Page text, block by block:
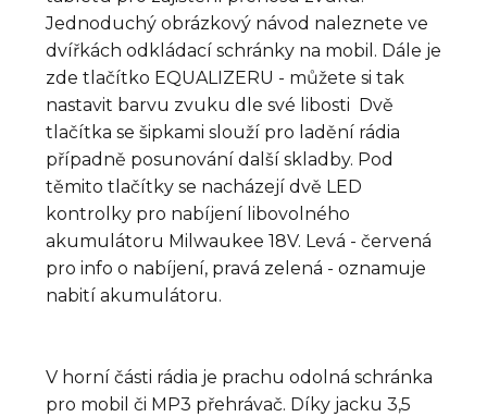
Jednoduchý obrázkový návod naleznete ve
dvířkách odkládací schránky na mobil. Dále je
zde tlačítko EQUALIZERU - můžete si tak
nastavit barvu zvuku dle své libosti Dvě
tlačítka se šipkami slouží pro ladění rádia
případně posunování další skladby. Pod
těmito tlačítky se nacházejí dvě LED
kontrolky pro nabíjení libovolného
akumulátoru Milwaukee 18V. Levá - červená
pro info o nabíjení, pravá zelená - oznamuje
nabití akumulátoru.
V horní části rádia je prachu odolná schránka
pro mobil či MP3 přehrávač. Díky jacku 3,5